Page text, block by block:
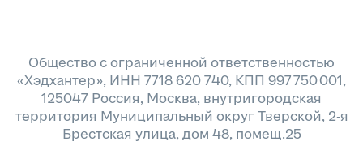
Общество с ограниченной ответственностью
«Хэдхантер», ИНН 7718 620 740, КПП 997 750 001,
125047 Россия, Москва, внутригородская
территория Муниципальный округ Тверской, 2-я
Брестская улица, дом 48, помещ.25